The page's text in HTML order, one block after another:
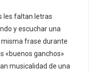
les faltan letras
y escuchar una
frase durante
«buenos ganchos»
musicalidad de una